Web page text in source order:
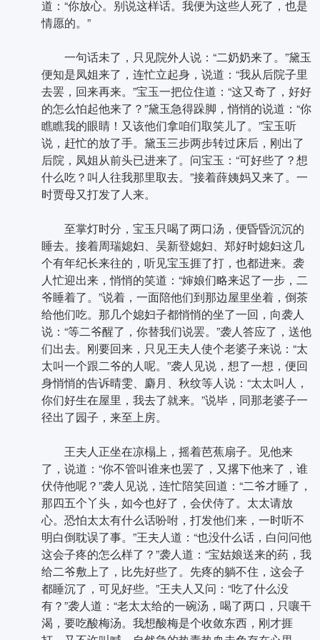
道：“你放心。别说这样话。我便为这些人死了，也是
情愿的。”
一句话未了，只见院外人说：“二奶奶来了。”黛玉
便知是凤姐来了，连忙立起身，说道：“我从后院子里
去罢，回来再来。”宝玉一把位住道：“这又奇了，好好
的怎么怕起他来了？”黛玉急得跺脚，悄悄的说道：“你
瞧瞧我的眼睛！又该他们拿咱们取笑儿了。”宝玉听
说，赶忙的放了手。黛玉三步两步转过床后，刚出了
后院，凤姐从前头已进来了。问宝玉：“可好些了？想
什么吃？叫人往我那里取去。”接着薛姨妈又来了。一
时贾母又打发了人来。
至掌灯时分，宝玉只喝了两口汤，便昏昏沉沉的
睡去。接着周瑞媳妇、吴新登媳妇、郑好时媳妇这几
个有年纪长来往的，听见宝玉捱了打，也都进来。袭
人忙迎出来，悄悄的笑道：“婶娘们略来迟了一步，二
爷睡着了。”说着，一面陪他们到那边屋里坐着，倒茶
给他们吃。那几个媳妇子都悄悄的坐了一回，向袭人
说：“等二爷醒了，你替我们说罢。”袭人答应了，送他
们出去。刚要回来，只见王夫人使个老婆子来说：“太
太叫一个跟二爷的人呢。”袭人见说，想了一想，便回
身悄悄的告诉晴雯、麝月、秋纹等人说：“太太叫人，
你们好生在屋里，我去了就来。”说毕，同那老婆子一
径出了园子，来至上房。
王夫人正坐在凉榻上，摇着芭蕉扇子。见他来
了，说道：“你不管叫谁来也罢了，又撂下他来了，谁
伏侍他呢？”袭人见说，连忙陪笑回道：“二爷才睡了，
那四五个丫头，如今也好了，会伏侍了。太太请放
心。恐怕太太有什么话吩咐，打发他们来，一时听不
明白倒耽误了事。”王夫人道：“也没什么话，白问问他
这会子疼的怎么样了？”袭人道：“宝姑娘送来的药，我
给二爷敷上了，比先好些了。先疼的躺不住，这会子
都睡沉了，可见好些。”王夫人又问：“吃了什么没
有？”袭人道：“老太太给的一碗汤，喝了两口，只嚷干
渴，要吃酸梅汤。我想酸梅是个收敛东西，刚才捱